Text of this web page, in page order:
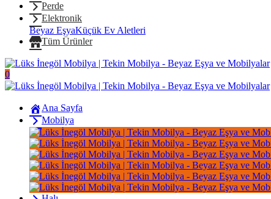
Perde
Elektronik
Beyaz EşyaKüçük Ev Aletleri
Tüm Ürünler
0
Ana Sayfa
Mobilya